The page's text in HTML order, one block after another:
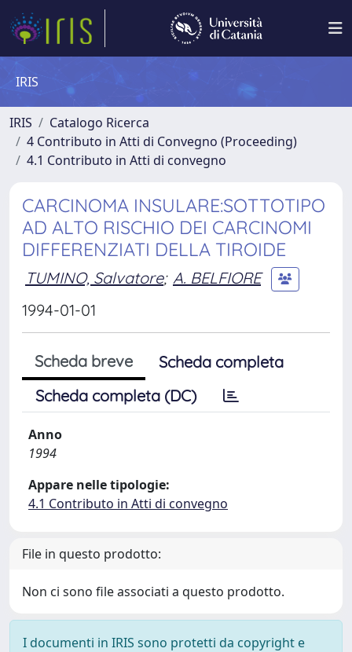
IRIS
IRIS
Catalogo Ricerca
4 Contributo in Atti di Convegno (Proceeding)
4.1 Contributo in Atti di convegno
CARCINOMA INSULARE:SOTTOTIPO
AD ALTO RISCHIO DEI CARCINOMI
DIFFERENZIATI DELLA TIROIDE
TUMINO, Salvatore; A. BELFIORE
1994-01-01
Scheda breve
Scheda completa
Scheda completa (DC)
Anno
1994
Appare nelle tipologie:
4.1 Contributo in Atti di convegno
File in questo prodotto:
Non ci sono file associati a questo prodotto.
I documenti in IRIS sono protetti da copyright e